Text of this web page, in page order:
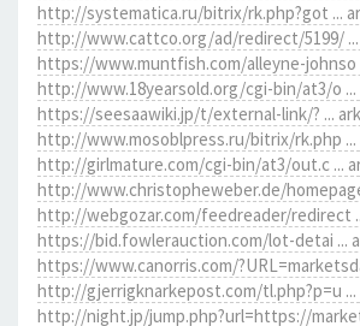
http://systematica.ru/bitrix/rk.php?got ...
http://www.cattco.org/ad/redirect/5199/
https://www.muntfish.com/alleyne-johnso
http://www.18yearsold.org/cgi-bin/at3/o ...
https://seesaawiki.jp/t/external-link/? ...
http://www.mosoblpress.ru/bitrix/rk.php ...
http://girlmature.com/cgi-bin/at3/out.c ...
http://www.christopheweber.de/
http://webgozar.com/feedreader/redirect
https://bid.fowlerauction.com/lot-detai ...
https://www.canorris.com/
http://gjerrigknarkepost.com/tl.php?p=u ...
http://night.jp/jump.php?url=https://